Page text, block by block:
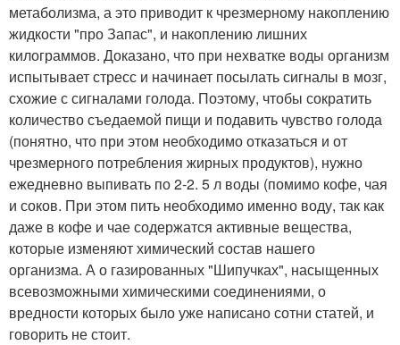
метаболизма, а это приводит к чрезмерному накоплению
жидкости "про Запас", и накоплению лишних
килограммов. Доказано, что при нехватке воды организм
испытывает стресс и начинает посылать сигналы в мозг,
схожие с сигналами голода. Поэтому, чтобы сократить
количество съедаемой пищи и подавить чувство голода
(понятно, что при этом необходимо отказаться и от
чрезмерного потребления жирных продуктов), нужно
ежедневно выпивать по 2-2. 5 л воды (помимо кофе, чая
и соков. При этом пить необходимо именно воду, так как
даже в кофе и чае содержатся активные вещества,
которые изменяют химический состав нашего
организма. А о газированных "Шипучках", насыщенных
всевозможными химическими соединениями, о
вредности которых было уже написано сотни статей, и
говорить не стоит.